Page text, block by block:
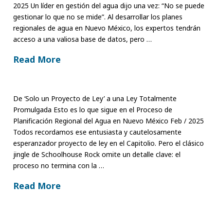
2025 Un líder en gestión del agua dijo una vez: “No se puede
gestionar lo que no se mide”. Al desarrollar los planes
regionales de agua en Nuevo México, los expertos tendrán
acceso a una valiosa base de datos, pero …
Read More
De ‘Solo un Proyecto de Ley’ a una Ley Totalmente
Promulgada Esto es lo que sigue en el Proceso de
Planificación Regional del Agua en Nuevo México Feb / 2025
Todos recordamos ese entusiasta y cautelosamente
esperanzador proyecto de ley en el Capitolio. Pero el clásico
jingle de Schoolhouse Rock omite un detalle clave: el
proceso no termina con la …
Read More